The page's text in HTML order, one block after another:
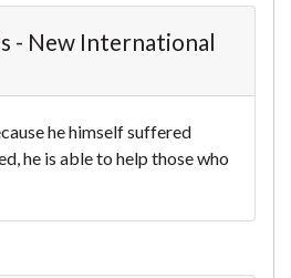
- New International
he himself suffered
he is able to help those who